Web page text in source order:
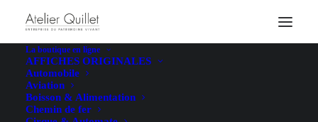
La boutique en ligne
AFFICHES ORIGINALES
Automobile
Aviation
Boisson & Alimentation
Chemin de fer